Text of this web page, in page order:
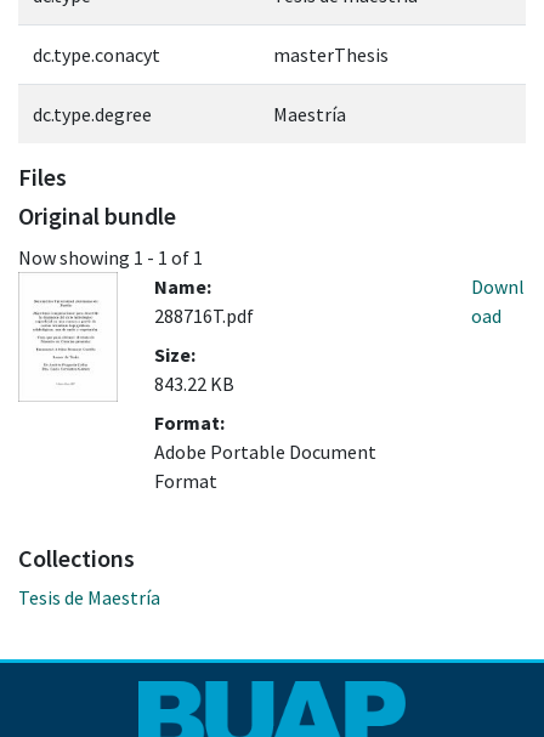
dc.type.conacyt masterThesis
dc.type.degree Maestría
Files
Original bundle
Now showing 1 - 1 of 1
Name:
288716T.pdf
Size:
843.22 KB
Format:
Adobe Portable Document
Format
Downl
oad
Collections
Tesis de Maestría